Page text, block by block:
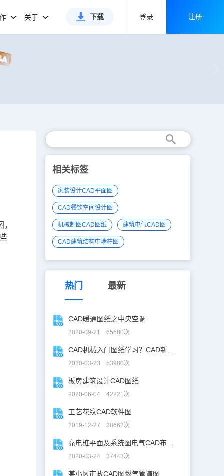
关于 下载 登录 注册
相关标签
家装设计CAD平面图
CAD餐饮空间设计图
机械制图CAD图纸 建筑电气CAD图
CAD建筑结构中墙柱图
热门 最新
CAD暖通图纸之中央空调
2020-09-21 65680次
2020-03-23 53980次
板房建筑设计CAD图纸
2020-06-04 42221次
工艺花纹CAD软件图
2019-12-27 38662次
2020-03-24 37443次
某小区市政CAD图燃气管道图